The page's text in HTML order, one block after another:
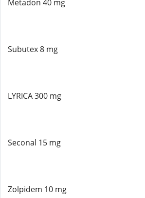
Metadon 40 mg
Subutex 8 mg
LYRICA 300 mg
Seconal 15 mg
Zolpidem 10 mg